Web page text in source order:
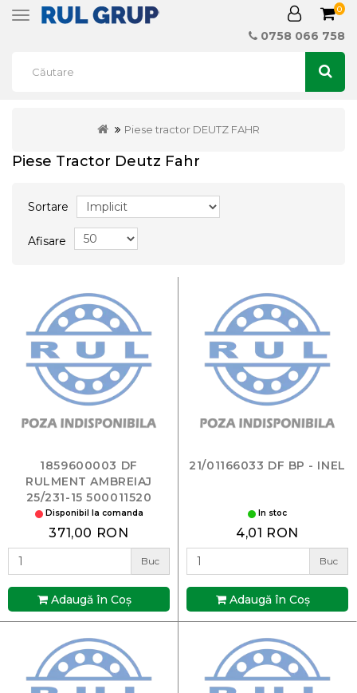
Toggle
0
0758 066 758
Piese tractor DEUTZ FAHR
Piese Tractor Deutz Fahr
Sortare
Afisare
1859600003 DF
RULMENT AMBREIAJ
25/231-15 500011520
Disponibil la comanda
371,00 RON
Buc
Adaugă în Coş
21/01166033 DF BP - INEL
In stoc
4,01 RON
Buc
Adaugă în Coş